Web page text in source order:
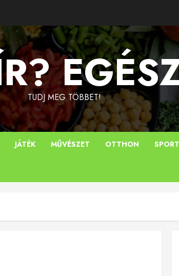
TUDJ MEG TÖBBET!
JÁTÉK MŰVÉSZET OTTHON SPORT